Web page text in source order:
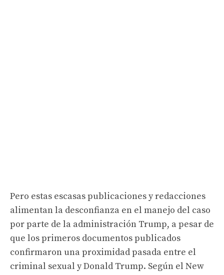
Pero estas escasas publicaciones y redacciones
alimentan la desconfianza en el manejo del caso
por parte de la administración Trump, a pesar de
que los primeros documentos publicados
confirmaron una proximidad pasada entre el
criminal sexual y Donald Trump. Según el New